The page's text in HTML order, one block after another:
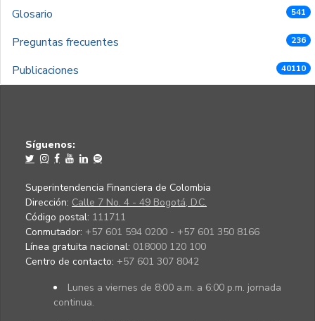
Glosario 541
Preguntas frecuentes 236
Publicaciones 40110
Síguenos:
Superintendencia Financiera de Colombia
Dirección: Calle 7 No. 4 - 49 Bogotá, D.C.
Código postal: 111711
Conmutador: +57 601 594 0200 - +57 601 350 8166
Línea gratuita nacional: 018000 120 100
Centro de contacto: +57 601 307 8042
Lunes a viernes de 8:00 a.m. a 6:00 p.m. jornada
continua.